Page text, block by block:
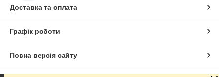
Доставка та оплата
Графік роботи
Повна версія сайту